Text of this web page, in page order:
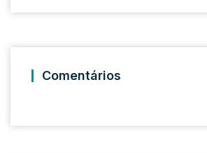
Comentários